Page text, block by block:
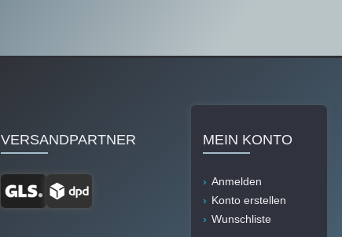
VERSANDPARTNER MEIN KONTO
Anmelden
Konto erstellen
Wunschliste